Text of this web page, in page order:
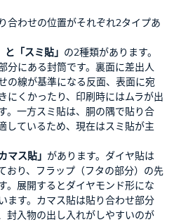
合わせの位置がそれぞれ2タイプあ
と「スミ貼」 の2種類があります。
分にある封筒です。裏面に差出人
の線が基準になる反面、表面に宛
にくかったり、印刷時にはムラが出
。一方スミ貼は、胴の隅で貼り合
しているため、現在はスミ貼が主
マス貼」 があります。ダイヤ貼は
おり、フラップ（フタの部分）の先
。展開するとダイヤモンド形にな
ます。カマス貼は貼り合わせ部分
封入物の出し入れがしやすいのが